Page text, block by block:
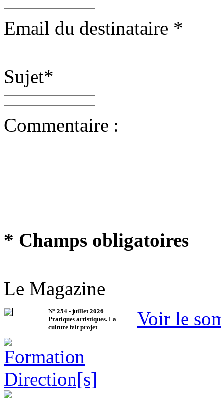
Email du destinataire *
Sujet*
Commentaire :
* Champs obligatoires
Le Magazine
N° 254 - juillet 2026
Pratiques artistiques. La
culture fait projet
Voir le